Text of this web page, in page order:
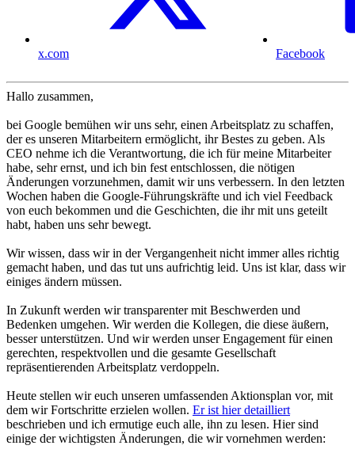
x.com Facebook
Hallo zusammen,
bei Google bemühen wir uns sehr, einen Arbeitsplatz zu schaffen,
der es unseren Mitarbeitern ermöglicht, ihr Bestes zu geben. Als
CEO nehme ich die Verantwortung, die ich für meine Mitarbeiter
habe, sehr ernst, und ich bin fest entschlossen, die nötigen
Änderungen vorzunehmen, damit wir uns verbessern. In den letzten
Wochen haben die Google-Führungskräfte und ich viel Feedback
von euch bekommen und die Geschichten, die ihr mit uns geteilt
habt, haben uns sehr bewegt.
Wir wissen, dass wir in der Vergangenheit nicht immer alles richtig
gemacht haben, und das tut uns aufrichtig leid. Uns ist klar, dass wir
einiges ändern müssen.
In Zukunft werden wir transparenter mit Beschwerden und
Bedenken umgehen. Wir werden die Kollegen, die diese äußern,
besser unterstützen. Und wir werden unser Engagement für einen
gerechten, respektvollen und die gesamte Gesellschaft
repräsentierenden Arbeitsplatz verdoppeln.
Heute stellen wir euch unseren umfassenden Aktionsplan vor, mit
dem wir Fortschritte erzielen wollen. Er ist hier detailliert
beschrieben und ich ermutige euch alle, ihn zu lesen. Hier sind
einige der wichtigsten Änderungen, die wir vornehmen werden: